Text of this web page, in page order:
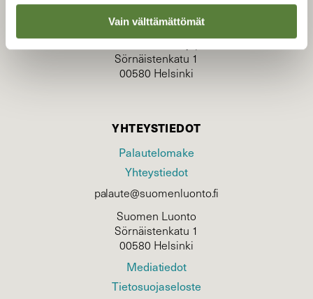
Vain välttämättömät
(09) 228 08 210 (arkisin klo 9-15)
Suomen Luonto/tilaajapalvelu
Sörnäistenkatu 1
00580 Helsinki
YHTEYSTIEDOT
Palautelomake
Yhteystiedot
palaute@suomenluonto.fi
Suomen Luonto
Sörnäistenkatu 1
00580 Helsinki
Mediatiedot
Tietosuojaseloste